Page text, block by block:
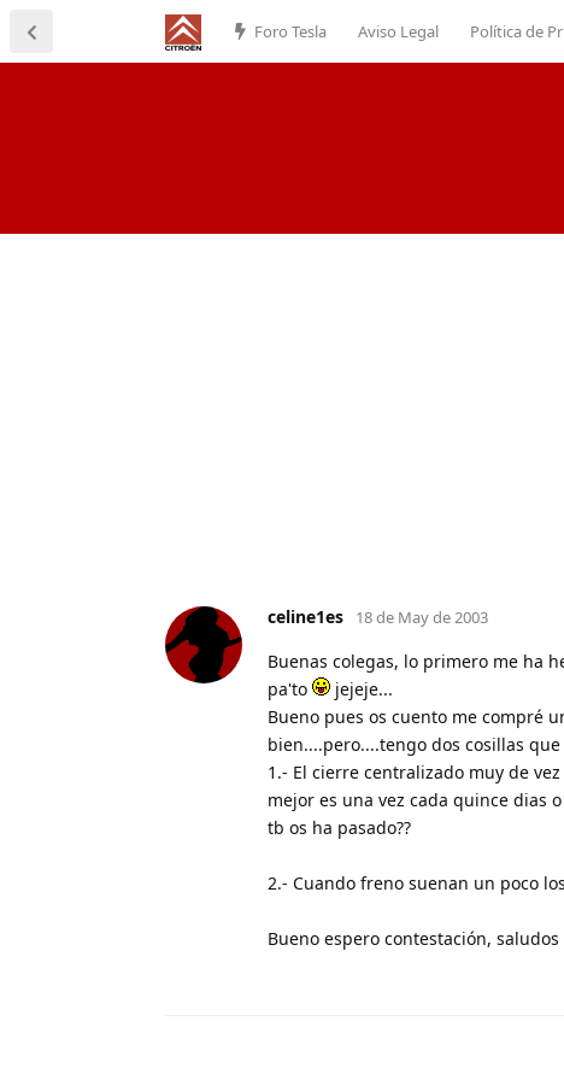
Foro Tesla Aviso Legal Política de
celine1es 18 de May de 2003
Buenas colegas, lo primero me ha
pa'to
jejeje...
Bueno pues os cuento me compré
bien....pero....tengo dos cosillas
1.- El cierre centralizado muy de
mejor es una vez cada quince dias
tb os ha pasado??
2.- Cuando freno suenan un poco
Bueno espero contestación,